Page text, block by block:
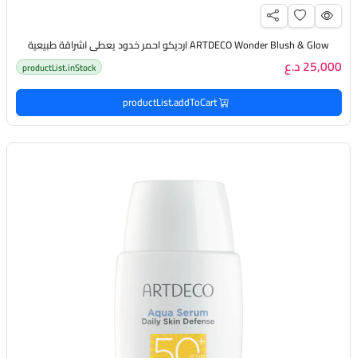
ARTDECO Wonder Blush & Glow ارديكو احمر خدود يعطي اشراقة طبيعية
25,000 د.ع productList.inStock
productList.addToCart